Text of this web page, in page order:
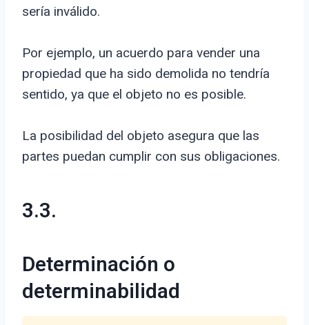
sería inválido.
Por ejemplo, un acuerdo para vender una
propiedad que ha sido demolida no tendría
sentido, ya que el objeto no es posible.
La posibilidad del objeto asegura que las
partes puedan cumplir con sus obligaciones.
3.3.
Determinación o
determinabilidad